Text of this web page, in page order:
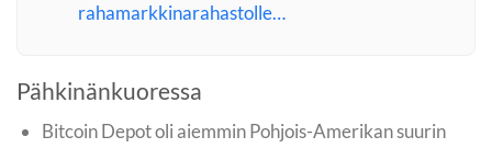
rahamarkkinarahastolle…
Pähkinänkuoressa
Bitcoin Depot oli aiemmin Pohjois-Amerikan suurin